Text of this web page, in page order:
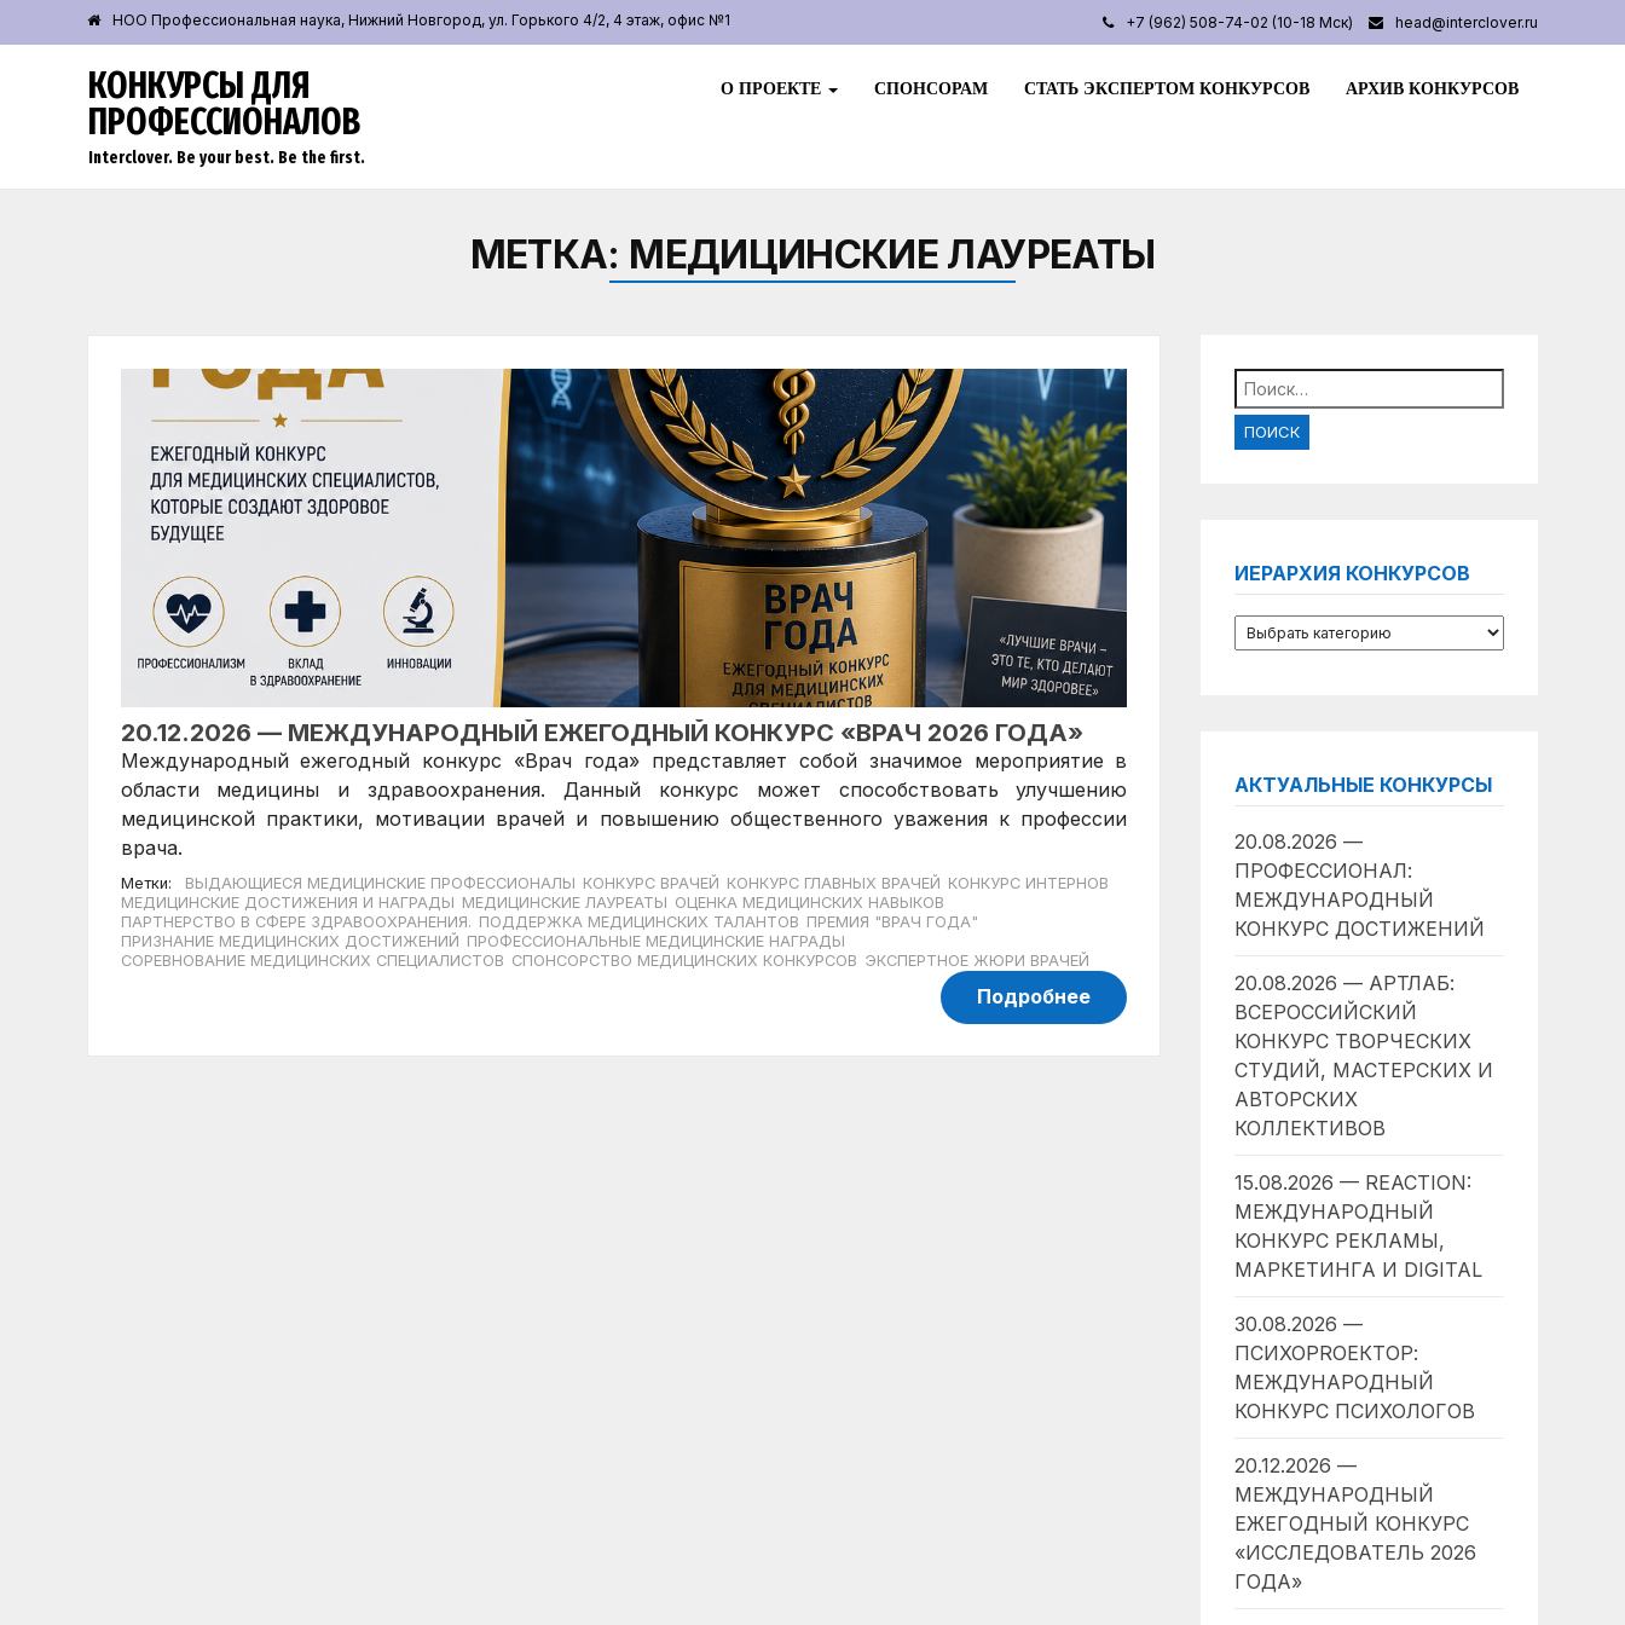
НОО Профессиональная наука, Нижний Новгород, ул. Горького 4/2, 4 этаж, офис №1 +7 (962) 508-74-02 (10-18 Мск) head@interclover.ru
КОНКУРСЫ ДЛЯ
ПРОФЕССИОНАЛОВ
Interclover. Be your best. Be the first.
О ПРОЕКТЕ СПОНСОРАМ СТАТЬ ЭКСПЕРТОМ КОНКУРСОВ АРХИВ КОНКУРСОВ
МЕТКА: МЕДИЦИНСКИЕ ЛАУРЕАТЫ
20.12.2026 — МЕЖДУНАРОДНЫЙ ЕЖЕГОДНЫЙ КОНКУРС «ВРАЧ 2026 ГОДА»
Международный ежегодный конкурс «Врач года» представляет собой значимое мероприятие в
области медицины и здравоохранения. Данный конкурс может способствовать улучшению
медицинской практики, мотивации врачей и повышению общественного уважения к профессии
врача.
Метки: ВЫДАЮЩИЕСЯ МЕДИЦИНСКИЕ ПРОФЕССИОНАЛЫ КОНКУРС ВРАЧЕЙ КОНКУРС ГЛАВНЫХ ВРАЧЕЙ КОНКУРС ИНТЕРНОВ
МЕДИЦИНСКИЕ ДОСТИЖЕНИЯ И НАГРАДЫ МЕДИЦИНСКИЕ ЛАУРЕАТЫ ОЦЕНКА МЕДИЦИНСКИХ НАВЫКОВ
ПАРТНЕРСТВО В СФЕРЕ ЗДРАВООХРАНЕНИЯ. ПОДДЕРЖКА МЕДИЦИНСКИХ ТАЛАНТОВ ПРЕМИЯ "ВРАЧ ГОДА"
ПРИЗНАНИЕ МЕДИЦИНСКИХ ДОСТИЖЕНИЙ ПРОФЕССИОНАЛЬНЫЕ МЕДИЦИНСКИЕ НАГРАДЫ
СОРЕВНОВАНИЕ МЕДИЦИНСКИХ СПЕЦИАЛИСТОВ СПОНСОРСТВО МЕДИЦИНСКИХ КОНКУРСОВ ЭКСПЕРТНОЕ ЖЮРИ ВРАЧЕЙ
Подробнее
Найти:
ИЕРАРХИЯ КОНКУРСОВ
АКТУАЛЬНЫЕ КОНКУРСЫ
20.08.2026 —
ПРОФЕССИОНАЛ:
МЕЖДУНАРОДНЫЙ
КОНКУРС ДОСТИЖЕНИЙ
20.08.2026 — АРТЛАБ:
ВСЕРОССИЙСКИЙ
КОНКУРС ТВОРЧЕСКИХ
СТУДИЙ, МАСТЕРСКИХ И
АВТОРСКИХ
КОЛЛЕКТИВОВ
15.08.2026 — REACTION:
МЕЖДУНАРОДНЫЙ
КОНКУРС РЕКЛАМЫ,
МАРКЕТИНГА И DIGITAL
30.08.2026 —
ПСИХОPROЕКТОР:
МЕЖДУНАРОДНЫЙ
КОНКУРС ПСИХОЛОГОВ
20.12.2026 —
МЕЖДУНАРОДНЫЙ
ЕЖЕГОДНЫЙ КОНКУРС
«ИССЛЕДОВАТЕЛЬ 2026
ГОДА»